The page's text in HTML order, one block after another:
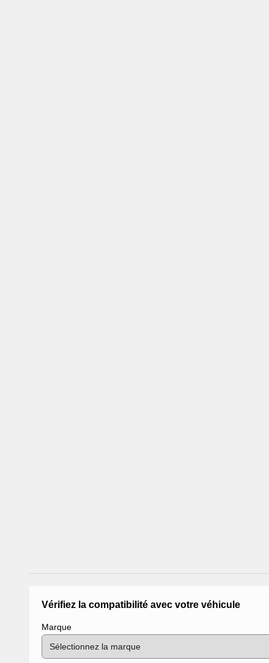
Vérifiez la compatibilité avec votre véhicule
Marque